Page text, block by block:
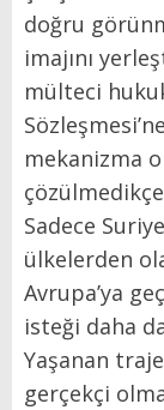
doğru
imajını
mülteci
mekanizma
Sadece
ülkelerden
Avrupa’ya
isteği daha
Yaşanan
gerçekçi